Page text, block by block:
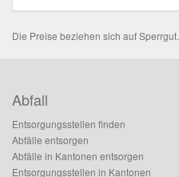
Die Preise beziehen sich auf Sperrgut.
Abfall
Entsorgungsstellen finden
Abfälle entsorgen
Abfälle in Kantonen entsorgen
Entsorgungsstellen in Kantonen